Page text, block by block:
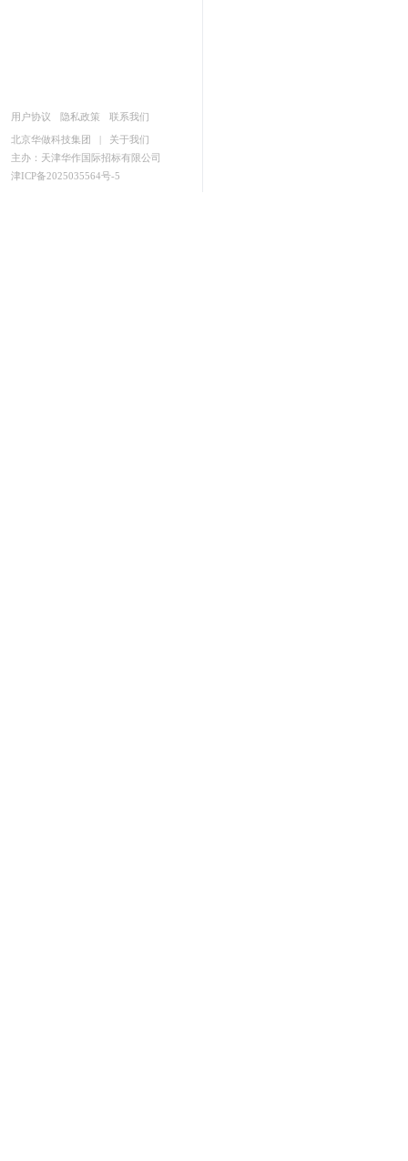
用户协议 隐私政策 联系我们
北京华做科技集团 |
关于我们
主办：天津华作国际招标有限公司
津ICP备2025035564号-5